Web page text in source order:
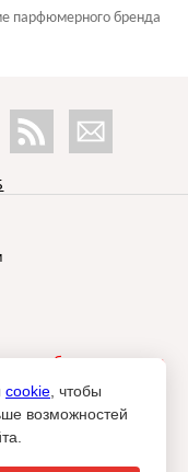
парфюмерного бренда
брендингового
только при
cookie , чтобы
возможностей